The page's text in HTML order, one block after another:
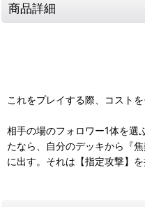
商品詳細
これをプレイする際、コストを
相手の場のフォロワー1体を選
たなら、自分のデッキから『
に出す。それは【指定攻撃】を